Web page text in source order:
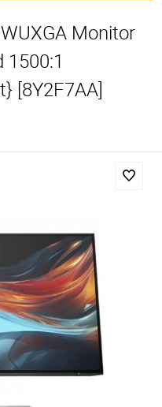
Monitor
1500:1
[8Y2F7AA]